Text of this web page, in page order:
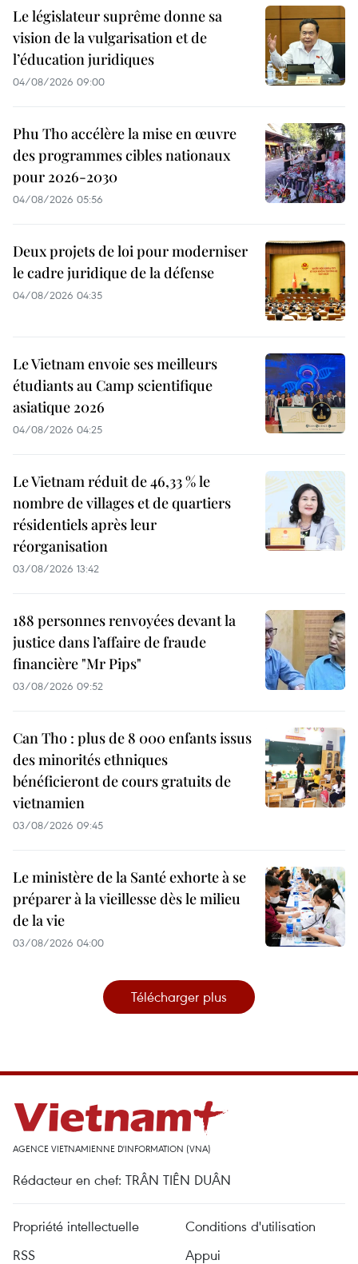
Le législateur suprême donne sa
vision de la vulgarisation et de
l’éducation juridiques
04/08/2026 09:00
Phu Tho accélère la mise en œuvre
des programmes cibles nationaux
pour 2026-2030
04/08/2026 05:56
Deux projets de loi pour moderniser
le cadre juridique de la défense
04/08/2026 04:35
Le Vietnam envoie ses meilleurs
étudiants au Camp scientifique
asiatique 2026
04/08/2026 04:25
Le Vietnam réduit de 46,33 % le
nombre de villages et de quartiers
résidentiels après leur
réorganisation
03/08/2026 13:42
188 personnes renvoyées devant la
justice dans l’affaire de fraude
financière "Mr Pips"
03/08/2026 09:52
Can Tho : plus de 8 000 enfants issus
des minorités ethniques
bénéficieront de cours gratuits de
vietnamien
03/08/2026 09:45
Le ministère de la Santé exhorte à se
préparer à la vieillesse dès le milieu
de la vie
03/08/2026 04:00
Télécharger plus
AGENCE VIETNAMIENNE D'INFORMATION (VNA)
Rédacteur en chef: TRÂN TIÊN DUÂN
Propriété intellectuelle
Conditions d'utilisation
RSS
Appui